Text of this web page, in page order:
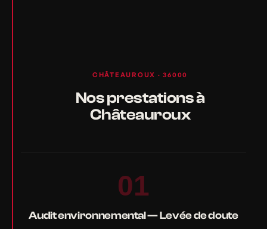
CHÂTEAUROUX · 36000
Nos prestations à
Châteauroux
01
Audit environnemental — Levée de doute